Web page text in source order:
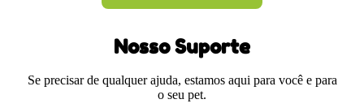
Nosso Suporte
Se precisar de qualquer ajuda, estamos aqui para você e para
o seu pet.